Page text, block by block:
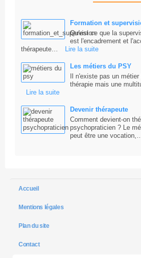
Formation et
Qu'est ce que la
est l'encadrement et
thérapeute…
Lire la suite
Les métiers du PSY
Il n'existe pas un
thérapie mais une
Lire la suite
Devenir thérapeute
Comment devient-on
psychopraticien ? Le
peut être une
Accueil
Mentions légales
Plan du site
Contact